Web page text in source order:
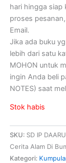
hari hingga siap
proses
Email.
Jika ada buku
lebih dari satu
MOHON untuk
ingin Anda beli
NOTES) saat
Stok habis
SKU: SD IP
Cerita Alam Di
Kategori: